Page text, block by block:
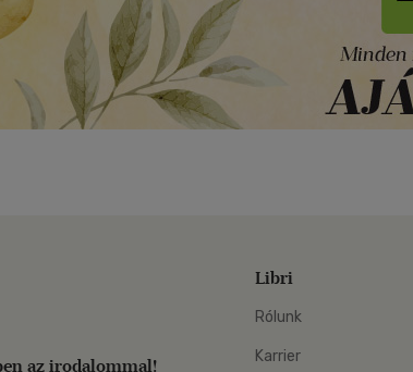
az irodalommal!
Libri
Rólunk
Karrier